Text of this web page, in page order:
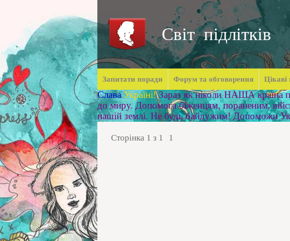
Світ підлітків
Запитати поради Форум та обговорення Цікаві
Слава Україні! Зараз як ніколи НАША країна
до миру. Допомога біженцям, пораненим,
нашій землі. Не будь байдужим! Допоможи
Сторінка 1 з 1 1